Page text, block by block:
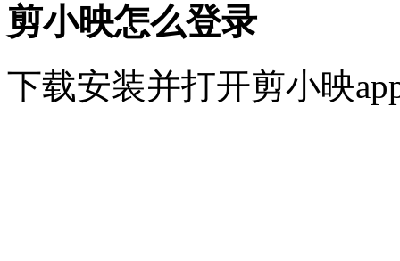
剪小映怎么登录
下载安装并打开剪小映